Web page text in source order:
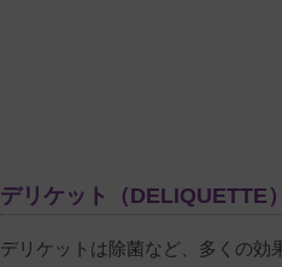
り 購入者
デリケット（DELIQUETTE
デリケットは除菌など、多くの効